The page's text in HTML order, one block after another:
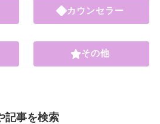
カウンセラー
その他
記事を検索